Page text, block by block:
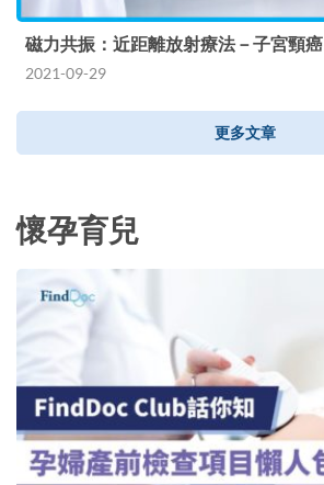
磁力共振：近距離放射療法－子宮頸癌
2021-09-29
更多文章
懷孕育兒